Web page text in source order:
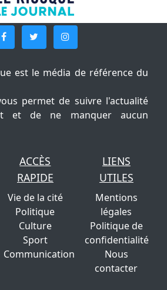
est le média de référence du
permet de suivre l'actualité
et de ne manquer aucun
ACCÈS
RAPIDE
Vie de la cité
Politique
Culture
Sport
Communication
LIENS
UTILES
Mentions
légales
Politique de
confidentialité
Nous
contacter